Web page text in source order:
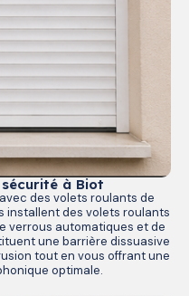
à Biot
des volets roulants de
installent des volets roulants
verrous automatiques et de
une barrière dissuasive
tout en vous offrant une
optimale.